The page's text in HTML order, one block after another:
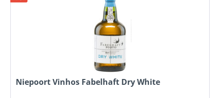
Niepoort Vinhos Fabelhaft Dry White